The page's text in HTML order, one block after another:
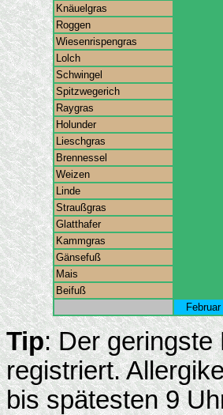
Knäuelgras
Roggen
Wiesenrispengras
Lolch
Schwingel
Spitzwegerich
Raygras
Holunder
Lieschgras
Brennessel
Weizen
Linde
Straußgras
Glatthafer
Kammgras
Gänsefuß
Mais
Beifuß
Februar
Tip: Der geringste
registriert.
bis spätesten 9